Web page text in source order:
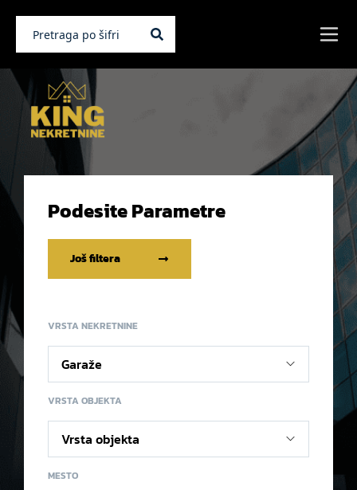
Podesite Parametre
Još filtera
VRSTA NEKRETNINE
VRSTA OBJEKTA
MESTO